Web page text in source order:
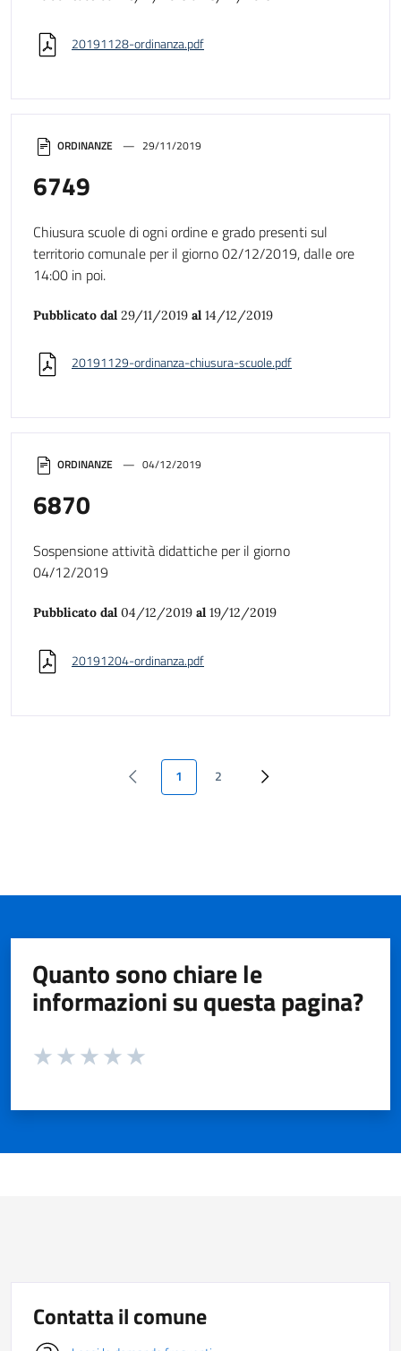
ORDINANZE 04/12/2019
6870
Sospensione attività didattiche per il giorno
04/12/2019
Pubblicato dal 04/12/2019 al 19/12/2019
20191204-ordinanza.pdf
ORDINANZE 29/11/2019
6749
Chiusura scuole di ogni ordine e grado presenti sul
territorio comunale per il giorno 02/12/2019, dalle ore
14:00 in poi.
Pubblicato dal 29/11/2019 al 14/12/2019
20191129-ordinanza-chiusura-scuole.pdf
20191128-ordinanza.pdf
1 2
Quanto sono chiare le
informazioni su questa pagina?
Valuta da 1 a 5 stelle la pagina
Contatta il comune